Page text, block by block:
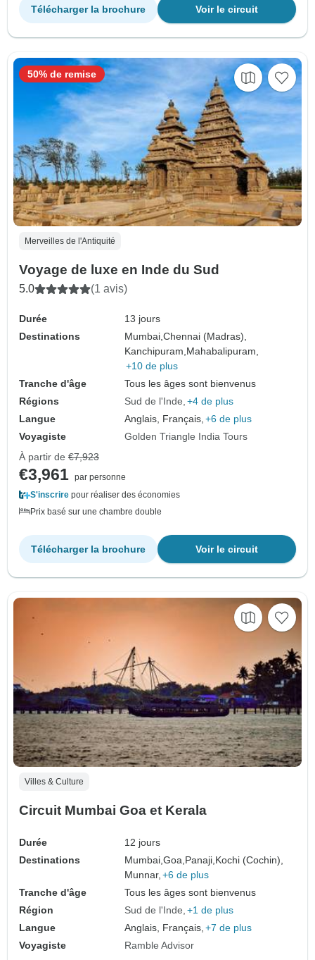
Voir le circuit
Télécharger la brochure
Merveilles de l'Antiquité
Voyage de luxe en Inde du Sud
5.0 (1 avis)
Durée
13 jours
Destinations
Mumbai,Chennai (Madras),
Kanchipuram,Mahabalipuram,
+10 de plus
Tranche d'âge
Tous les âges sont bienvenus
Régions
Sud de l'Inde +4 de plus
Langue
Anglais, Français, +6 de plus
Voyagiste
Golden Triangle India Tours
50% de remise
À partir de €7,923
€3,961 par personne
S'inscrire pour réaliser des économies
Prix basé sur une chambre double
Voir le circuit
Télécharger la brochure
Villes & Culture
Circuit Mumbai Goa et Kerala
Durée
12 jours
Destinations
Mumbai,Goa, Panaji, Kochi (Cochin),
Munnar, +6 de plus
Tranche d'âge
Tous les âges sont bienvenus
Région
Sud de l'Inde +1 de plus
Langue
Anglais, Français, +7 de plus
Voyagiste
Ramble Advisor